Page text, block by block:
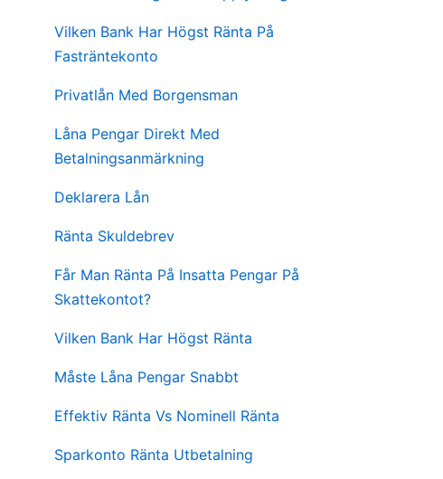
Vilken Bank Har Högst Ränta På
Fasträntekonto
Privatlån Med Borgensman
Låna Pengar Direkt Med
Betalningsanmärkning
Deklarera Lån
Ränta Skuldebrev
Får Man Ränta På Insatta Pengar På
Skattekontot?
Vilken Bank Har Högst Ränta
Måste Låna Pengar Snabbt
Effektiv Ränta Vs Nominell Ränta
Sparkonto Ränta Utbetalning